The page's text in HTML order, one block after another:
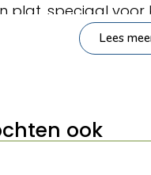
plat, speciaal
kunststof coating
mogelijk.
Lees
ook